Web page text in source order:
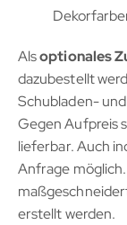
Alsoptionales
dazubestellt
Schubladen-
Gegen Aufpreis
lieferbar. Auch
Anfrage
erstellt werden.